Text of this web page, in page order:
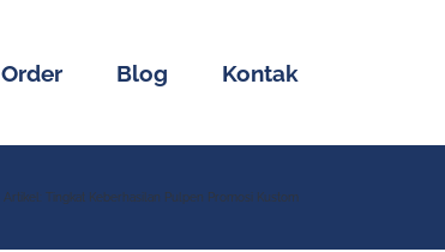
Order Blog Kontak
Artikel: Tingkat Keberhasilan Pulpen Promosi Kustom